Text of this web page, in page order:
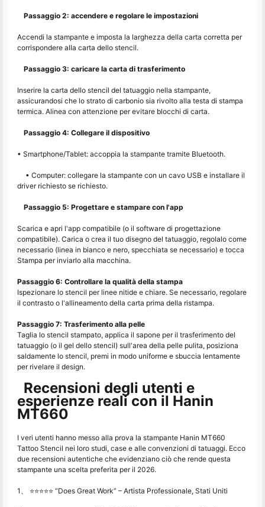
Passaggio 2: accendere e regolare le impostazioni
Accendi la stampante e imposta la larghezza della carta corretta per
corrispondere alla carta dello stencil.
Passaggio 3: caricare la carta di trasferimento
Inserire la carta dello stencil del tatuaggio nella stampante,
assicurandosi che lo strato di carbonio sia rivolto alla testa di stampa
termica. Alinea con attenzione per evitare blocchi di carta.
Passaggio 4: Collegare il dispositivo
• Smartphone/Tablet: accoppia la stampante tramite Bluetooth.
• Computer: collegare la stampante con un cavo USB e installare il
driver richiesto se richiesto.
Passaggio 5: Progettare e stampare con l'app
Scarica e apri l'app compatibile (o il software di progettazione
compatibile). Carica o crea il tuo disegno del tatuaggio, regolalo come
necessario (linea in bianco e nero, specchiata se necessario) e tocca
Stampa per inviarlo alla macchina.
Passaggio 6: Controllare la qualità della stampa
Ispezionare lo stencil per linee nitide e chiare. Se necessario, regolare
il contrasto o l'allineamento della carta prima della ristampa.
Passaggio 7: Trasferimento alla pelle
Taglia lo stencil stampato, applica il sapone per il trasferimento del
tatuaggio (o il gel dello stencil) sull'area della pelle pulita, posiziona
saldamente lo stencil, premi in modo uniforme e sbuccia lentamente
per rivelare il design.
Recensioni degli utenti e
esperienze reali con il Hanin
MT660
I veri utenti hanno messo alla prova la stampante Hanin MT660
Tattoo Stencil nei loro studi, case e alle convenzioni di tatuaggi. Ecco
due recensioni autentiche che evidenziano ciò che rende questa
stampante una scelta preferita per il 2026.
1、 ⭐⭐⭐⭐⭐ “Does Great Work” – Artista Professionale, Stati Uniti